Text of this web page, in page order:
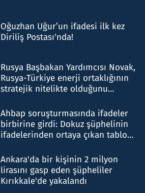
Oğuzhan Uğur’un ifadesi ilk kez
Diriliş Postası'nda!
Rusya Başbakan Yardımcısı Novak,
Rusya-Türkiye enerji ortaklığının
stratejik nitelikte olduğunu
Ahbap soruşturmasında ifadeler
birbirine girdi: Dokuz şüphelinin
ifadelerinden ortaya çıkan tablo
Ankara'da bir kişinin 2 milyon
lirasını gasp eden şüpheliler
Kırıkkale'de yakalandı